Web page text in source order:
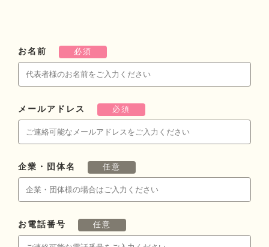
お名前 必須
メールアドレス 必須
企業・団体名 任意
お電話番号 任意